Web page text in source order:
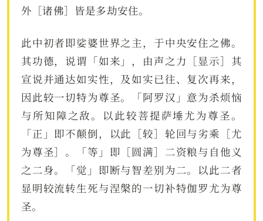
外［诸佛］皆是多劫安住。
此中初者即娑婆世界之主，于中央安住之佛。
其功德，说谓「如来」，由声之力［显示］其
宣说并通达如实性，及如实已往、复次再来，
因此较一切特为尊圣。「阿罗汉」意为杀烦恼
与所知障之敌。以此较菩提萨埵尤为尊圣。
「正」即不颠倒，以此［较］轮回与劣乘［尤
为尊圣］。「等」即［圆满］二资粮与自他义
之二身。「觉」即断与智差别为二。以此二者
显明较流转生死与涅槃的一切补特伽罗尤为尊
圣。